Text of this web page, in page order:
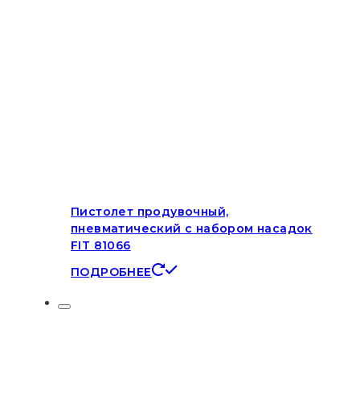
Пистолет продувочный,
пневматический с набором насадок
FIT 81066
ПОДРОБНЕЕ